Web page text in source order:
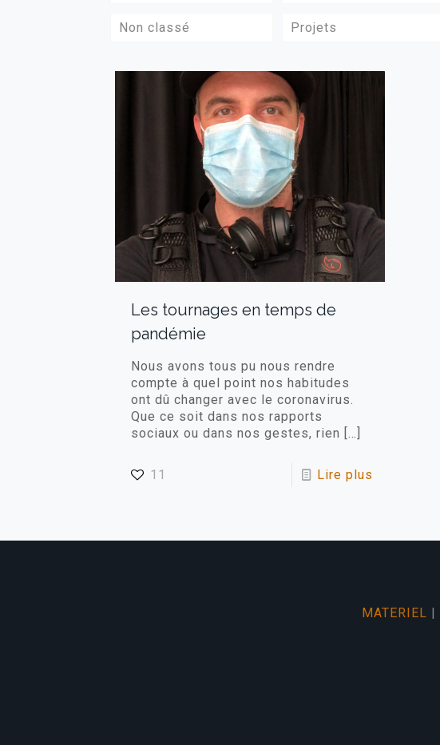
Non classé Projets
Les tournages en temps de
pandémie
Nous avons tous pu nous rendre
compte à quel point nos habitudes
ont dû changer avec le coronavirus.
Que ce soit dans nos rapports
sociaux ou dans nos gestes, rien […]
11 Lire plus
MATERIEL |